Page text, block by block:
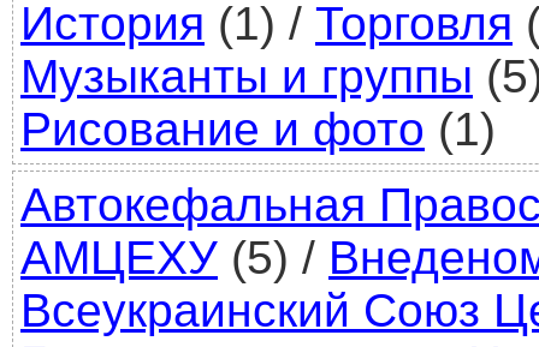
История (1) / Торговля
Музыканты и группы
Рисование и фото (1)
Автокефальная
АМЦЕХУ (5) /
Всеукраинский Союз